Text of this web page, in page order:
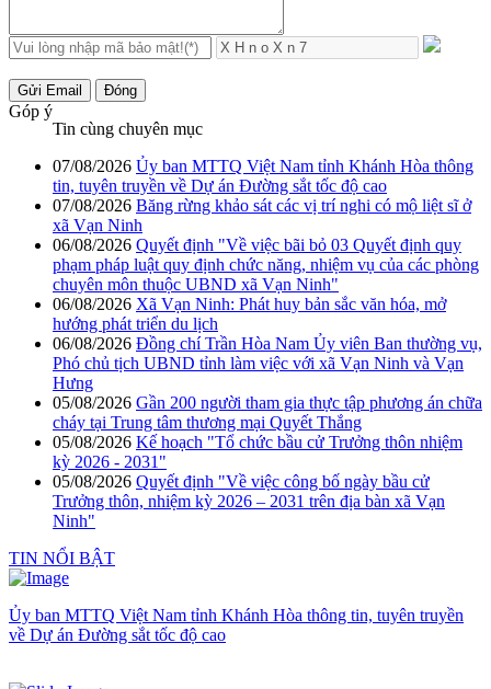
Gửi Email Đóng
Góp ý
Tin cùng chuyên mục
07/08/2026 Ủy ban MTTQ Việt Nam tỉnh Khánh Hòa thông
tin, tuyên truyền về Dự án Đường sắt tốc độ cao
07/08/2026 Băng rừng khảo sát các vị trí nghi có mộ liệt sĩ ở
xã Vạn Ninh
06/08/2026 Quyết định "Về việc bãi bỏ 03 Quyết định quy
phạm pháp luật quy định chức năng, nhiệm vụ của các phòng
chuyên môn thuộc UBND xã Vạn Ninh"
06/08/2026 Xã Vạn Ninh: Phát huy bản sắc văn hóa, mở
hướng phát triển du lịch
06/08/2026 Đồng chí Trần Hòa Nam Ủy viên Ban thường vụ,
Phó chủ tịch UBND tỉnh làm việc với xã Vạn Ninh và Vạn
Hưng
05/08/2026 Gần 200 người tham gia thực tập phương án chữa
cháy tại Trung tâm thương mại Quyết Thắng
05/08/2026 Kế hoạch "Tổ chức bầu cử Trưởng thôn nhiệm
kỳ 2026 - 2031"
05/08/2026 Quyết định "Về việc công bố ngày bầu cử
Trưởng thôn, nhiệm kỳ 2026 – 2031 trên địa bàn xã Vạn
Ninh"
TIN NỔI BẬT
Ủy ban MTTQ Việt Nam tỉnh Khánh Hòa thông tin, tuyên truyền
về Dự án Đường sắt tốc độ cao